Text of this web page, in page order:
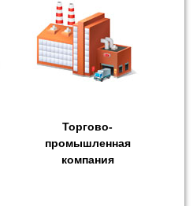
Торгово-
промышленная
компания